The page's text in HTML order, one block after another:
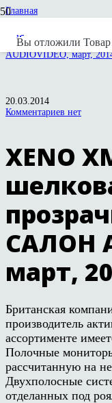
Вы отложили Товар
Главная
MJ Acoustics
XENO XM1 MkII:
AUDIOVIDEO, март,
20.03.2014
Комментариев нет
XENO
САЛОН
март,
Британская
производитель
ассортименте
Полочные
рассчитанную на
Двухполосные
отделанных под